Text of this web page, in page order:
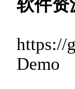
软件资
https://
Demo